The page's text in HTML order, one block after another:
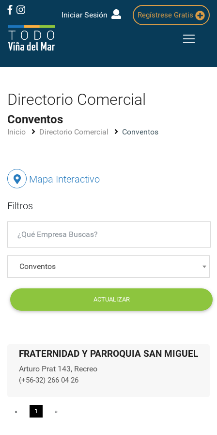
Iniciar Sesión Regístrese Gratis
Directorio Comercial
Conventos
Inicio Directorio Comercial Conventos
Mapa Interactivo
Filtros
Conventos
ACTUALIZAR
FRATERNIDAD Y PARROQUIA SAN MIGUEL
Arturo Prat 143, Recreo
(+56-32) 266 04 26
« Previous
1 »